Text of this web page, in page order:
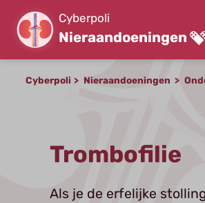
Cyberpoli
Nieraandoeningen
Cyberpoli Nieraandoeningen
Trombofilie
Als je de erfelijke